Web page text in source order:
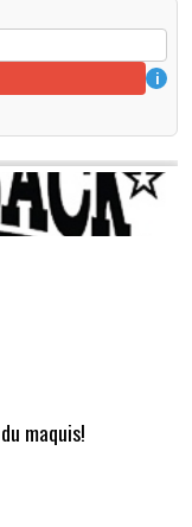
i
maquis!